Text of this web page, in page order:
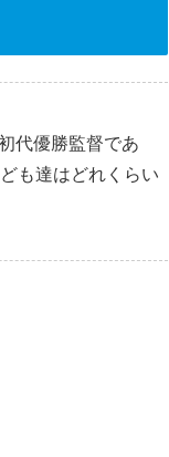
代優勝監督であ
も達はどれくらい